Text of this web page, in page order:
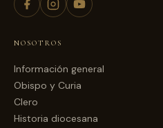
NOSOTROS
Información general
Obispo y Curia
Clero
Historia diocesana